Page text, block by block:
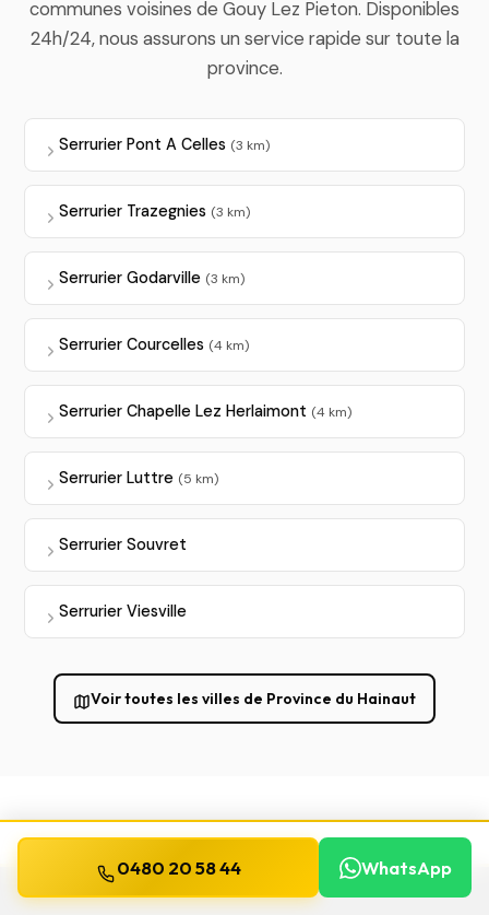
communes voisines de Gouy Lez Pieton. Disponibles
24h/24, nous assurons un service rapide sur toute la
province.
Serrurier Pont A Celles (3 km)
Serrurier Trazegnies (3 km)
Serrurier Godarville (3 km)
Serrurier Courcelles (4 km)
Serrurier Chapelle Lez Herlaimont (4 km)
Serrurier Luttre (5 km)
Serrurier Souvret
Serrurier Viesville
Voir toutes les villes de Province du Hainaut
0480 20 58 44 WhatsApp